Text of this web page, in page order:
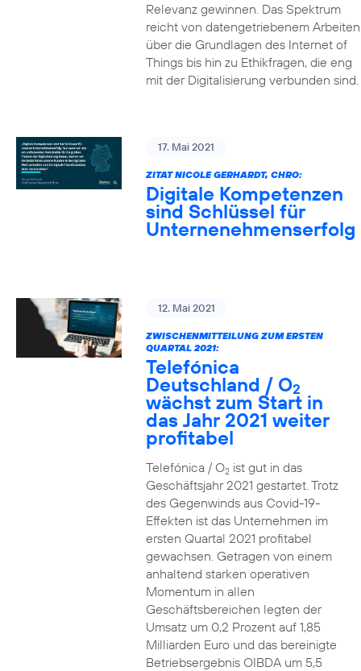
Relevanz gewinnen. Das Spektrum
reicht von datengetriebenem Arbeiten
über die Grundlagen des Internet of
Things bis hin zu Ethikfragen, die eng
mit der Digitalisierung verbunden sind.
17. Mai 2021
ZITAT NICOLE GERHARDT, CHRO:
Digitale Kompetenzen
sind Schlüssel für
Unternenehmenserfolg
12. Mai 2021
ZWISCHENMITTEILUNG ZUM ERSTEN
QUARTAL 2021:
Telefónica
Deutschland / O2
wächst zum Start in
das Jahr 2021 weiter
profitabel
Telefónica / O2ist gut in das
Geschäftsjahr 2021 gestartet. Trotz
des Gegenwinds aus Covid-19-
Effekten ist das Unternehmen im
ersten Quartal 2021 profitabel
gewachsen. Getragen von einem
anhaltend starken operativen
Momentum in allen
Geschäftsbereichen legten der
Umsatz um 0,2 Prozent auf 1,85
Milliarden Euro und das bereinigte
Betriebsergebnis OIBDA um 5,5